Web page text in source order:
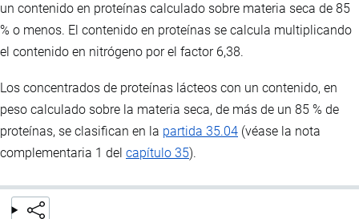
un contenido en proteínas calculado sobre materia seca de 85
% o menos. El contenido en proteínas se calcula multiplicando
el contenido en nitrógeno por el factor 6,38.
Los concentrados de proteínas lácteos con un contenido, en
peso calculado sobre la materia seca, de más de un 85 % de
proteínas, se clasifican en la partida 35.04 (véase la nota
complementaria 1 del capítulo 35).